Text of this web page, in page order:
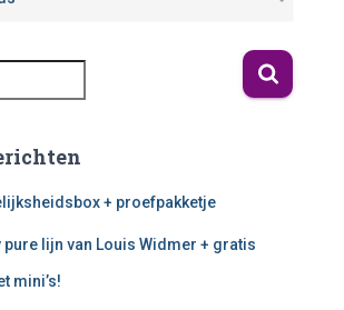
+ proefpakketje
pure lijn van Louis Widmer + gratis
mini’s!